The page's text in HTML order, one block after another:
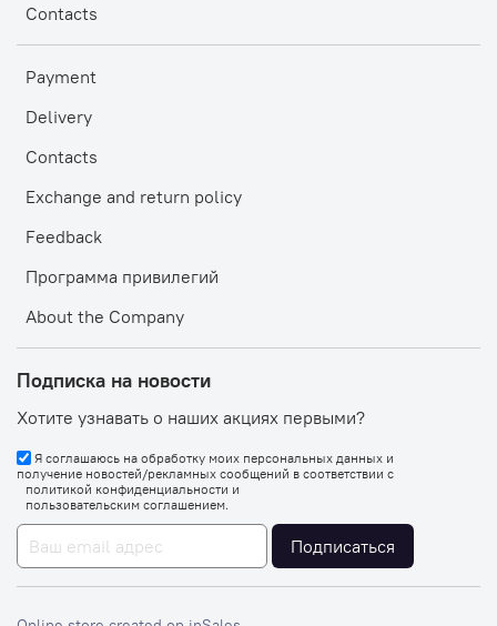
Contacts
Payment
Delivery
Contacts
Exchange and return policy
Feedback
Программа привилегий
About the Company
Подписка на новости
Хотите узнавать о наших акциях первыми?
Я соглашаюсь на обработку моих персональных данных и
получение новостей/рекламных сообщений в соответствии с
политикой конфиденциальности и
пользовательским соглашением.
Подписаться